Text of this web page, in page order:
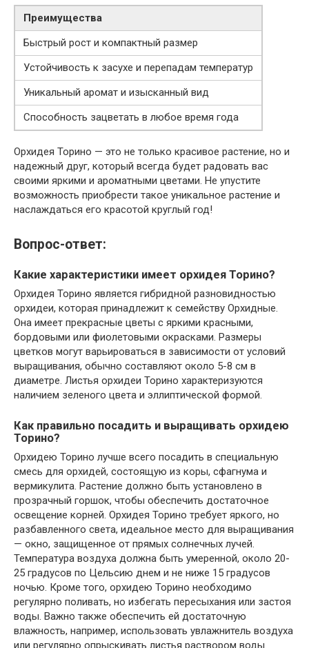
Преимущества
Быстрый рост и компактный размер
Устойчивость к засухе и перепадам температур
Уникальный аромат и изысканный вид
Способность зацветать в любое время года
Орхидея Торино — это не только красивое растение, но и
надежный друг, который всегда будет радовать вас
своими яркими и ароматными цветами. Не упустите
возможность приобрести такое уникальное растение и
наслаждаться его красотой круглый год!
Вопрос-ответ:
Какие характеристики имеет орхидея Торино?
Орхидея Торино является гибридной разновидностью
орхидеи, которая принадлежит к семейству Орхидные.
Она имеет прекрасные цветы с яркими красными,
бордовыми или фиолетовыми окрасками. Размеры
цветков могут варьироваться в зависимости от условий
выращивания, обычно составляют около 5-8 см в
диаметре. Листья орхидеи Торино характеризуются
наличием зеленого цвета и эллиптической формой.
Как правильно посадить и выращивать орхидею
Торино?
Орхидею Торино лучше всего посадить в специальную
смесь для орхидей, состоящую из коры, сфагнума и
вермикулита. Растение должно быть установлено в
прозрачный горшок, чтобы обеспечить достаточное
освещение корней. Орхидея Торино требует яркого, но
разбавленного света, идеальное место для выращивания
— окно, защищенное от прямых солнечных лучей.
Температура воздуха должна быть умеренной, около 20-
25 градусов по Цельсию днем и не ниже 15 градусов
ночью. Кроме того, орхидею Торино необходимо
регулярно поливать, но избегать пересыхания или застоя
воды. Важно также обеспечить ей достаточную
влажность, например, использовать увлажнитель воздуха